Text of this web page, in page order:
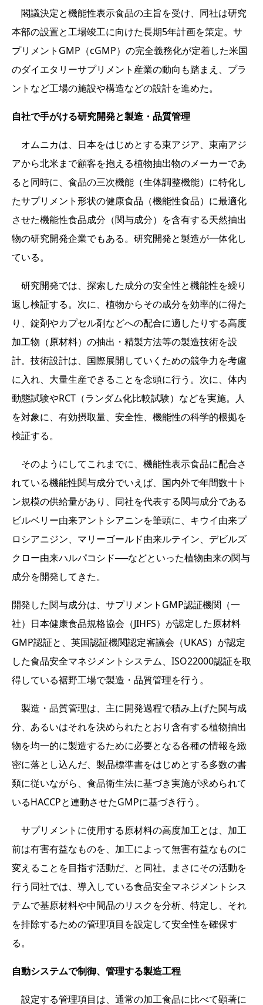
閣議決定と機能性表示食品の主旨を受け、同社は研究
本部の設置と工場竣工に向けた長期5年計画を策定。サ
プリメントGMP（cGMP）の完全義務化が定着した米国
のダイエタリーサプリメント産業の動向も踏まえ、プラ
ントなど工場の施設や構造などの設計を進めた。
自社で手がける研究開発と製造・品質管理
オムニカは、日本をはじめとする東アジア、東南アジ
アから北米まで顧客を抱える植物抽出物のメーカーであ
ると同時に、食品の三次機能（生体調整機能）に特化し
たサプリメント形状の健康食品（機能性食品）に最適化
させた機能性食品成分（関与成分）を含有する天然抽出
物の研究開発企業でもある。研究開発と製造が一体化し
ている。
研究開発では、探索した成分の安全性と機能性を繰り
返し検証する。次に、植物からその成分を効率的に得た
り、錠剤やカプセル剤などへの配合に適したりする高度
加工物（原材料）の抽出・精製方法等の製造技術を設
計。技術設計は、国際展開していくための競争力を考慮
に入れ、大量生産できることを念頭に行う。次に、体内
動態試験やRCT（ランダム化比較試験）などを実施。人
を対象に、有効摂取量、安全性、機能性の科学的根拠を
検証する。
そのようにしてこれまでに、機能性表示食品に配合さ
れている機能性関与成分でいえば、国内外で年間数十ト
ン規模の供給量があり、同社を代表する関与成分である
ビルベリー由来アントシアニンを筆頭に、キウイ由来プ
ロシアニジン、マリーゴールド由来ルテイン、デビルズ
クロー由来ハルパコシド──などといった植物由来の関与
成分を開発してきた。
開発した関与成分は、サプリメントGMP認証機関（一
社）日本健康食品規格協会（JIHFS）が認定した原材料
GMP認証と、英国認証機関認定審議会（UKAS）が認定
した食品安全マネジメントシステム、ISO22000認証を取
得している裾野工場で製造・品質管理を行う。
製造・品質管理は、主に開発過程で積み上げた関与成
分、あるいはそれを決められたとおり含有する植物抽出
物を均一的に製造するために必要となる各種の情報を緻
密に落とし込んだ、製品標準書をはじめとする多数の書
類に従いながら、食品衛生法に基づき実施が求められて
いるHACCPと連動させたGMPに基づき行う。
サプリメントに使用する原材料の高度加工とは、加工
前は有害有益なものを、加工によって無害有益なものに
変えることを目指す活動だ、と同社。まさにその活動を
行う同社では、導入している食品安全マネジメントシス
テムで基原材料や中間品のリスクを分析、特定し、それ
を排除するための管理項目を設定して安全性を確保す
る。
自動システムで制御、管理する製造工程
設定する管理項目は、通常の加工食品に比べて顕著に